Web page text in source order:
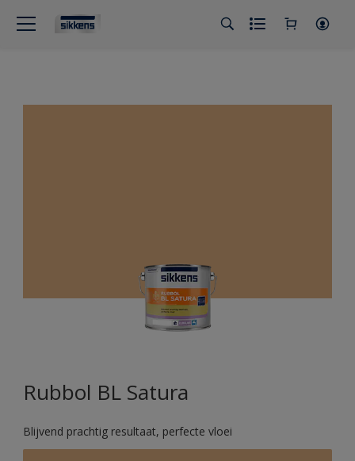
Rubbol BL Satura
Blijvend prachtig resultaat, perfecte vloei